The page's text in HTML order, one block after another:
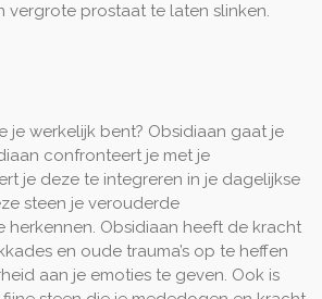
vergrote prostaat te laten slinken.
je werkelijk bent? Obsidiaan gaat je
confronteert je met je
je deze te integreren in je dagelijkse
steen je verouderde
herkennen. Obsidiaan heeft de kracht
en oude trauma’s op te heffen
aan je emoties te geven. Ook is